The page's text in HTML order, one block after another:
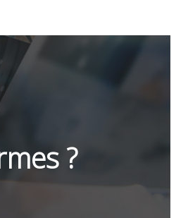
?